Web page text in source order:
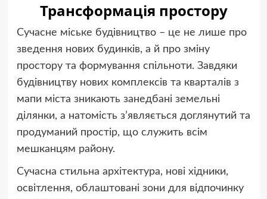
Трансформація простору
Сучасне міське будівництво – це не лише про
зведення нових будинків, а й про зміну
простору та формування спільноти. Завдяки
будівництву нових комплексів та кварталів з
мапи міста зникають занедбані земельні
ділянки, а натомість з’являється доглянутий та
продуманий простір, що служить всім
мешканцям району.
Сучасна стильна архітектура, нові хідники,
освітлення, облаштовані зони для відпочинку